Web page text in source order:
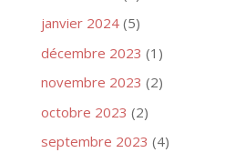
janvier 2024(5)
décembre 2023 (1)
novembre 2023 (2)
octobre 2023 (2)
septembre 2023 (4)